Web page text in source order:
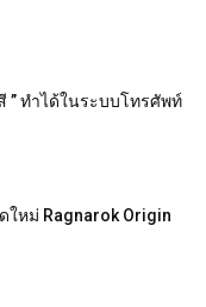
” ทำได้ในระบบโทรศัพท์
ใหม่ Ragnarok Origin